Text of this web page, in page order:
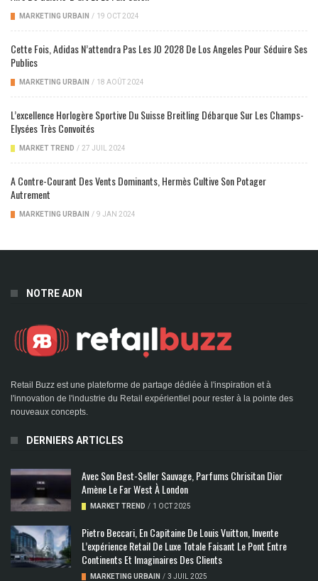
MARKETING URBAIN / 19 OCT 2024
Cette Fois, Adidas N’attendra Pas Les JO 2028 De Los Angeles Pour Séduire Ses
Publics
MARKETING URBAIN / 18 AOÛT 2024
L’excellence Horlogère Sportive Du Suisse Breitling Débarque Sur Les Champs-
Elysées Très Convoités
MARKET TREND / 27 JUIL 2024
A Contre-Courant Des Vents Dominants, Hermès Cultive Son Potager
Autrement
MARKETING URBAIN / 9 JAN 2024
NOTRE ADN
Retail Buzz est une plateforme de partage dédiée à l'inspiration et à
l'innovation de l'industrie du Retail expérientiel pour rester à la pointe des
nouveaux concepts.
DERNIERS ARTICLES
Avec Son Best-Seller Sauvage, Parfums Chrisitan Dior
Amène Le Far West À London
MARKET TREND / 1 OCT 2025
Pietro Beccari, En Capitaine De Louis Vuitton, Invente
L’expérience Retail De Luxe Totale Faisant Le Pont Entre
Continents Et Imaginaires Des Clients
MARKETING URBAIN / 3 JUIL 2025